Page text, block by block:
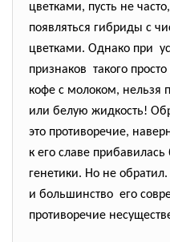
цветками, пусть не
появляться гибриды с
цветками. Однако при
признаков такого
кофе с молоком, нельзя
или белую жидкость!
это противоречие,
к его славе
генетики. Но не
и большинство его
противоречие